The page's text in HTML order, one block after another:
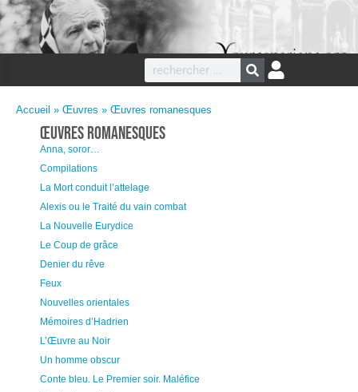
Accueil » Œuvres » Œuvres romanesques
Œuvres romanesques
Anna, soror…
Compilations
La Mort conduit l’attelage
Alexis ou le Traité du vain combat
La Nouvelle Eurydice
Le Coup de grâce
Denier du rêve
Feux
Nouvelles orientales
Mémoires d’Hadrien
L’Œuvre au Noir
Un homme obscur
Conte bleu. Le Premier soir. Maléfice